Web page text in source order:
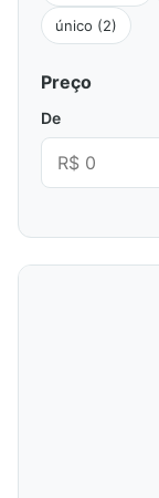
único (2)
Preço
De